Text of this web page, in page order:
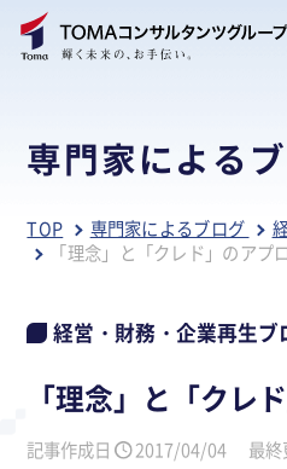
専門家による
TOP 専門家によるブログ
「理念」と「クレド」のアプ
経営・財務・企業再生ブ
「理念」と「クレ
記事作成日 2017/04/04 最終